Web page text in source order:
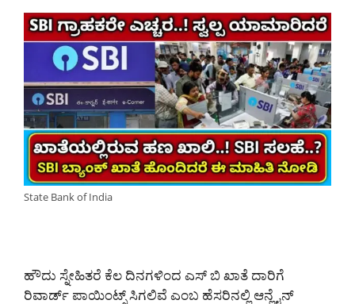
State Bank of India
ಹೌದು ಸ್ನೇಹಿತರೆ ಕೆಲ ದಿನಗಳಿಂದ ಎಸ್ ಬಿ ಖಾತೆ ದಾರಿಗೆ
ರಿವಾರ್ಡ್ ಪಾಯಿಂಟ್ಸ್ ಸಿಗಲಿವೆ ಎಂಬ ಹೆಸರಿನಲ್ಲಿ ಆನ್ಲೈನ್